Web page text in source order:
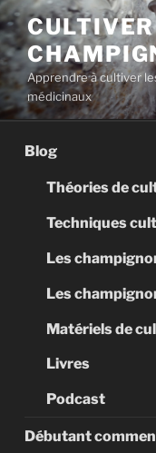
Aller
au
contenu
principalApprendre à cultiver
médicinaux
Blog
Théories de
Techniques
Les
Les
Matériels de
Livres
Podcast
Débutant